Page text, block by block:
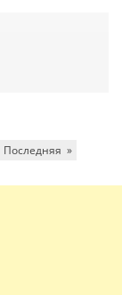
Последняя »